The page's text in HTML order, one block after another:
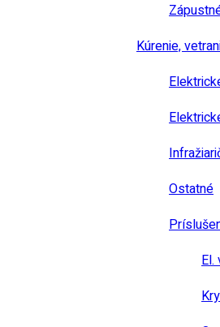
Kúrenie,
Ostatné
El.